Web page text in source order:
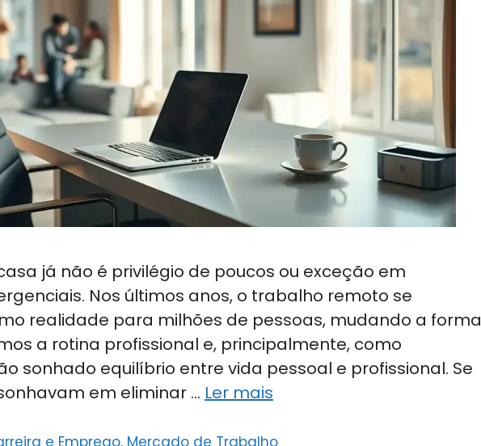
já não é privilégio de poucos ou exceção em
Nos últimos anos, o trabalho remoto se
realidade para milhões de pessoas, mudando a forma
a rotina profissional e, principalmente, como
sonhado equilíbrio entre vida pessoal e profissional. Se
em eliminar … Ler mais
e Emprego, Mercado de Trabalho